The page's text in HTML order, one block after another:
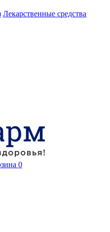
Лекарственные средства
0